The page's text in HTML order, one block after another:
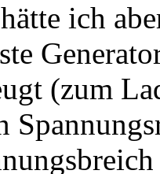
ich
(zum